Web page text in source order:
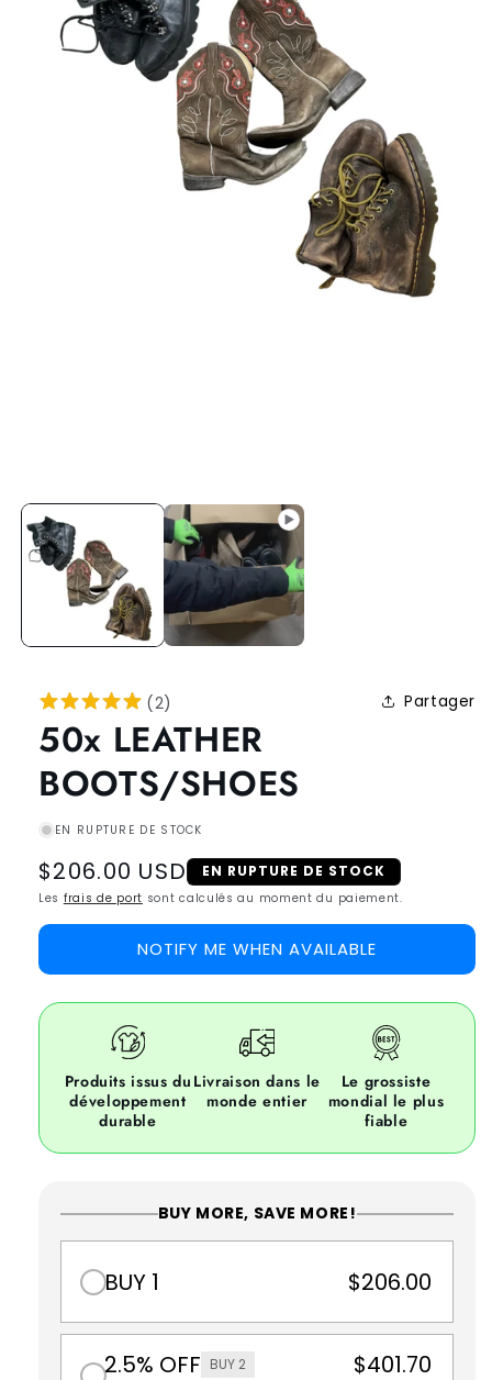
(2) Partager
50x LEATHER
BOOTS/SHOES
EN RUPTURE DE STOCK
Regular
price
$206.00 USD EN RUPTURE DE STOCK
Les frais de port sont calculés au moment du paiement.
NOTIFY ME WHEN AVAILABLE
Produits issus du
développement
durable
Livraison dans le
monde entier
Le grossiste
mondial le plus
fiable
BUY MORE, SAVE MORE!
BUY 1 $206.00
2.5% OFF BUY 2 $401.70